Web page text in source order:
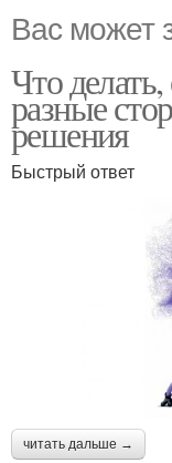
Вас может
Что
разные
решения
Быстрый ответ
читать дальше →